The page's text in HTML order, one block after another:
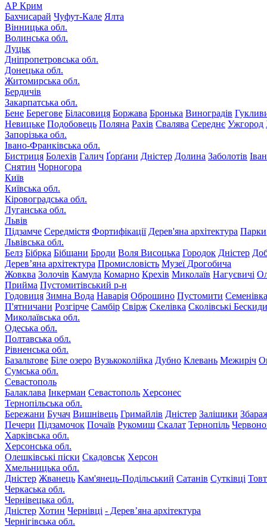
АР Крим
Бахчисарай Чуфут-Кале Ялта
Вінницька обл.
Волинська обл.
Луцьк
Дніпропетровська обл.
Донецька обл.
Житомирська обл.
Бердичів
Закарпатська обл.
Бене Берегове Біласовиця Боржава Бронька Виноградів
Невицьке Подобовець Поляна Рахів Свалява Середнє Ужгород
Запорізька обл.
Івано-Франківська обл.
Бистриця Болехів Галич Ґорґани Дністер Долина Заболотів
Снятин Чорногора
Київ
Київська обл.
Кіровоградська обл.
Луганська обл.
Львів
Підзамче Середмістя Фортифікації Дерев'яна архітектура Парки
Львівська обл.
Белз Бібрка Бібщани Броди Воля Висоцька Городок Дністер
Дерев’яна архітектура Промисловість Музеї Дрогобича
Жовква Золочів Камула Комарно Крехів Миколаїв Нагуєвичі
Прийма Пустомитівський р-н
Годовиця Зимна Вода Наварія Оброшино Пустомити Семенівка
П'ятничани Розгірче Самбір Свірж Скелівка Сколівські Бескиди
Миколаївська обл.
Одеська обл.
Полтавська обл.
Рівненська обл.
Базальтове Біле озеро Вузькоколійка Дубно Клевань Межиріч
Сумська обл.
Севастополь
Балаклава Інкерман Севастополь Херсонес
Тернопільська обл.
Бережани Бучач Вишнівець Гримайлів Дністер Заліщики
Печери Підзамочок Почаїв Рукомиш Скалат Тернопіль
Харківська обл.
Херсонська обл.
Олешківські піски Скадовськ Херсон
Хмельницька обл.
Дністер Жванець Кам'янець-Подільський Сатанів Сутківці
Черкаська обл.
Чернівецька обл.
Дністер Хотин Чернівці - Дерев’яна архітектура
Чернігівська обл.